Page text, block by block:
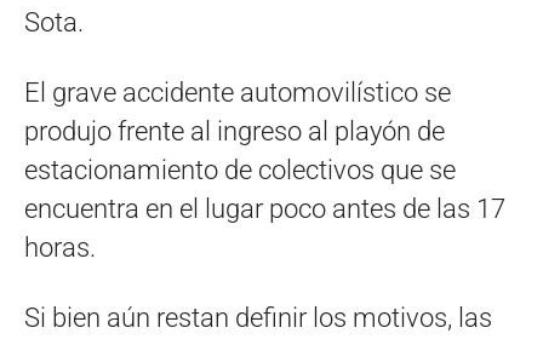
Sota.
El grave accidente automovilístico se
produjo frente al ingreso al playón de
estacionamiento de colectivos que se
encuentra en el lugar poco antes de las 17
horas.
Si bien aún restan definir los motivos, las